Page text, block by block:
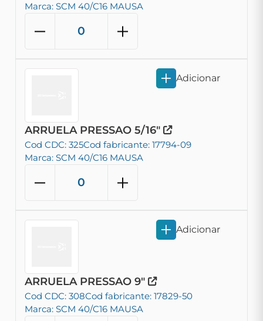
Marca: SCM 40/C16 MAUSA
ARRUELA PRESSAO 5/16"
Cod CDC: 325Cod fabricante: 17794-09
Marca: SCM 40/C16 MAUSA
Adicionar
ARRUELA PRESSAO 9"
Cod CDC: 308Cod fabricante: 17829-50
Marca: SCM 40/C16 MAUSA
Adicionar